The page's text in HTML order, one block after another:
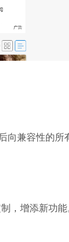
兼容性的所
增添新功能